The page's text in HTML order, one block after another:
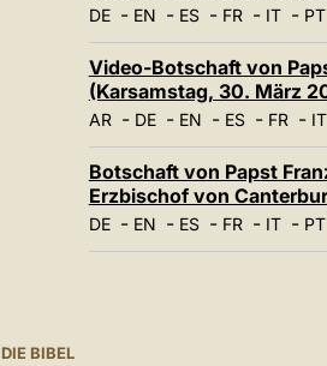
DE- EN - ES- FR- IT- PT
Video-Botschaft von
(Karsamstag, 30. März
AR- DE- EN - ES- FR- IT
Botschaft von Papst
Erzbischof von
DE- EN - ES- FR- IT- PT
DIE BIBEL